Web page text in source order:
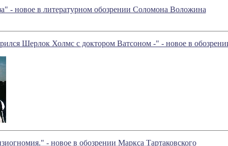
- новое в литературном обозрении Соломона Воложина
Шерлок Холмс с доктором Ватсоном -" - новое в
- новое в обозрении Маркса Тартаковского